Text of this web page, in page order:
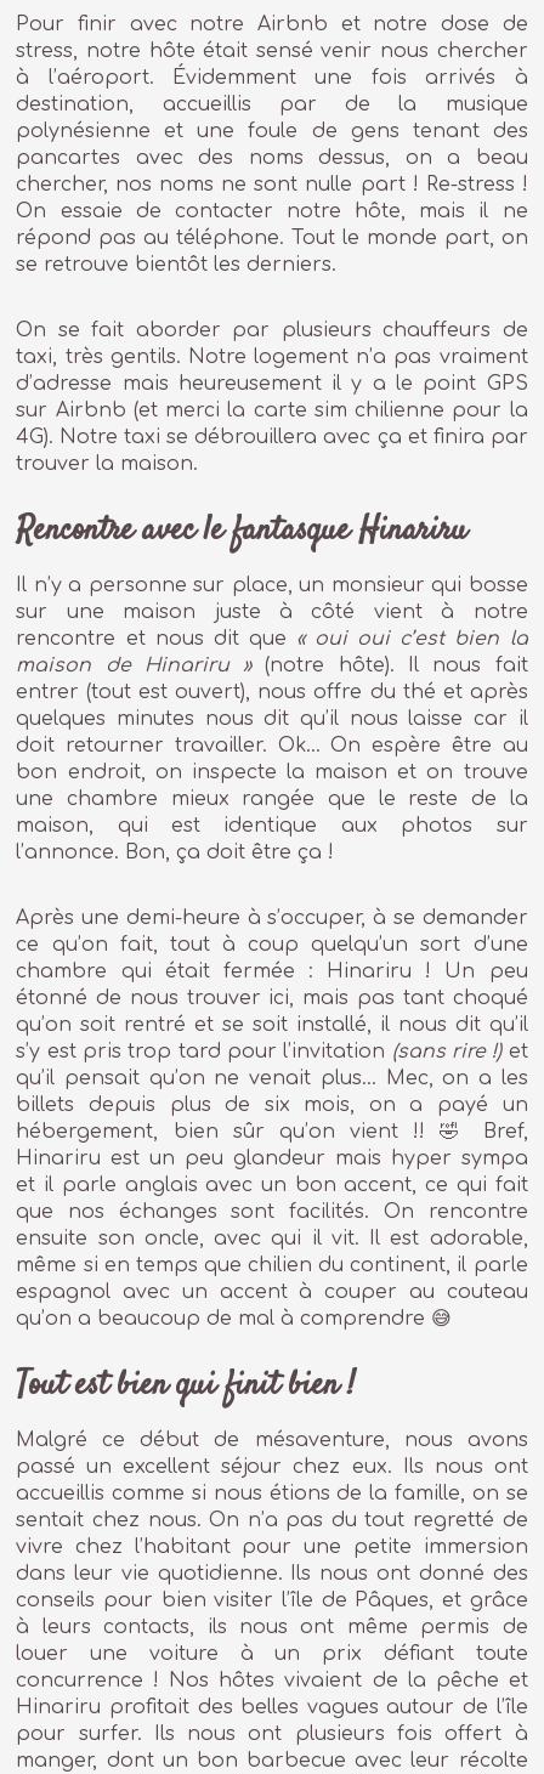
Pour finir avec notre Airbnb et notre dose de
stress, notre hôte était sensé venir nous chercher
à l’aéroport. Évidemment une fois arrivés à
destination, accueillis par de la musique
polynésienne et une foule de gens tenant des
pancartes avec des noms dessus, on a beau
chercher, nos noms ne sont nulle part ! Re-stress !
On essaie de contacter notre hôte, mais il ne
répond pas au téléphone. Tout le monde part, on
se retrouve bientôt les derniers.
On se fait aborder par plusieurs chauffeurs de
taxi, très gentils. Notre logement n’a pas vraiment
d’adresse mais heureusement il y a le point GPS
sur Airbnb (et merci la carte sim chilienne pour la
4G). Notre taxi se débrouillera avec ça et finira par
trouver la maison.
Rencontre avec le fantasque Hinariru
Il n’y a personne sur place, un monsieur qui bosse
sur une maison juste à côté vient à notre
rencontre et nous dit que « oui oui c’est bien la
maison de Hinariru »(notre hôte). Il nous fait
entrer (tout est ouvert), nous offre du thé et après
quelques minutes nous dit qu’il nous laisse car il
doit retourner travailler. Ok… On espère être au
bon endroit, on inspecte la maison et on trouve
une chambre mieux rangée que le reste de la
maison, qui est identique aux photos sur
l’annonce. Bon, ça doit être ça !
Après une demi-heure à s’occuper, à se demander
ce qu’on fait, tout à coup quelqu’un sort d’une
chambre qui était fermée : Hinariru ! Un peu
étonné de nous trouver ici, mais pas tant choqué
qu’on soit rentré et se soit installé, il nous dit qu’il
s’y est pris trop tard pour l’invitation (sans rire !)et
qu’il pensait qu’on ne venait plus… Mec, on a les
billets depuis plus de six mois, on a payé un
hébergement, bien sûr qu’on vient !! 🤣 Bref,
Hinariru est un peu glandeur mais hyper sympa
et il parle anglais avec un bon accent, ce qui fait
que nos échanges sont facilités. On rencontre
ensuite son oncle, avec qui il vit. Il est adorable,
même si en temps que chilien du continent, il parle
espagnol avec un accent à couper au couteau
qu’on a beaucoup de mal à comprendre 😅
Tout est bien qui finit bien !
Malgré ce début de mésaventure, nous avons
passé un excellent séjour chez eux. Ils nous ont
accueillis comme si nous étions de la famille, on se
sentait chez nous. On n’a pas du tout regretté de
vivre chez l’habitant pour une petite immersion
dans leur vie quotidienne. Ils nous ont donné des
conseils pour bien visiter l’île de Pâques, et grâce
à leurs contacts, ils nous ont même permis de
louer une voiture à un prix défiant toute
concurrence ! Nos hôtes vivaient de la pêche et
Hinariru profitait des belles vagues autour de l’île
pour surfer. Ils nous ont plusieurs fois offert à
manger, dont un bon barbecue avec leur récolte